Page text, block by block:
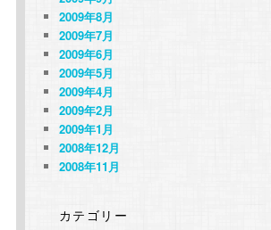
2009年8月
2009年7月
2009年6月
2009年5月
2009年4月
2009年2月
2009年1月
2008年12月
2008年11月
カテゴリー